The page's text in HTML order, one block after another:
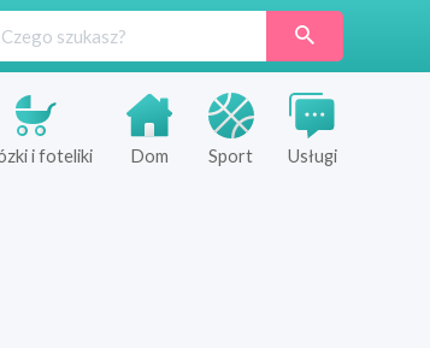
i foteliki Dom Sport Usługi